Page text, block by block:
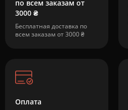
по всем заказам от
3000 ₴
Бесплатная доставка по
всем заказам от 3000 ₴
Оплата